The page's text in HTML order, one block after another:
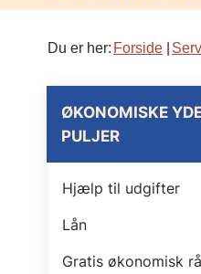
Du er her: Forside
ØKONOMISKE
PULJER
Hjælp til udgifter
Lån
Gratis økonomisk